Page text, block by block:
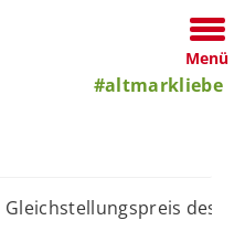
Menü
#altmarkliebe
Gleichstellungspreis des